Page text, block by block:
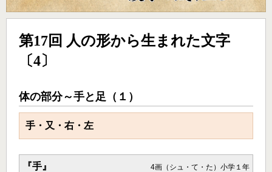
第17回 人の形から生まれた文字
〔4〕
体の部分～手と足（１）
手・又・右・左
『手』 4画（シュ・て・た）小学１年